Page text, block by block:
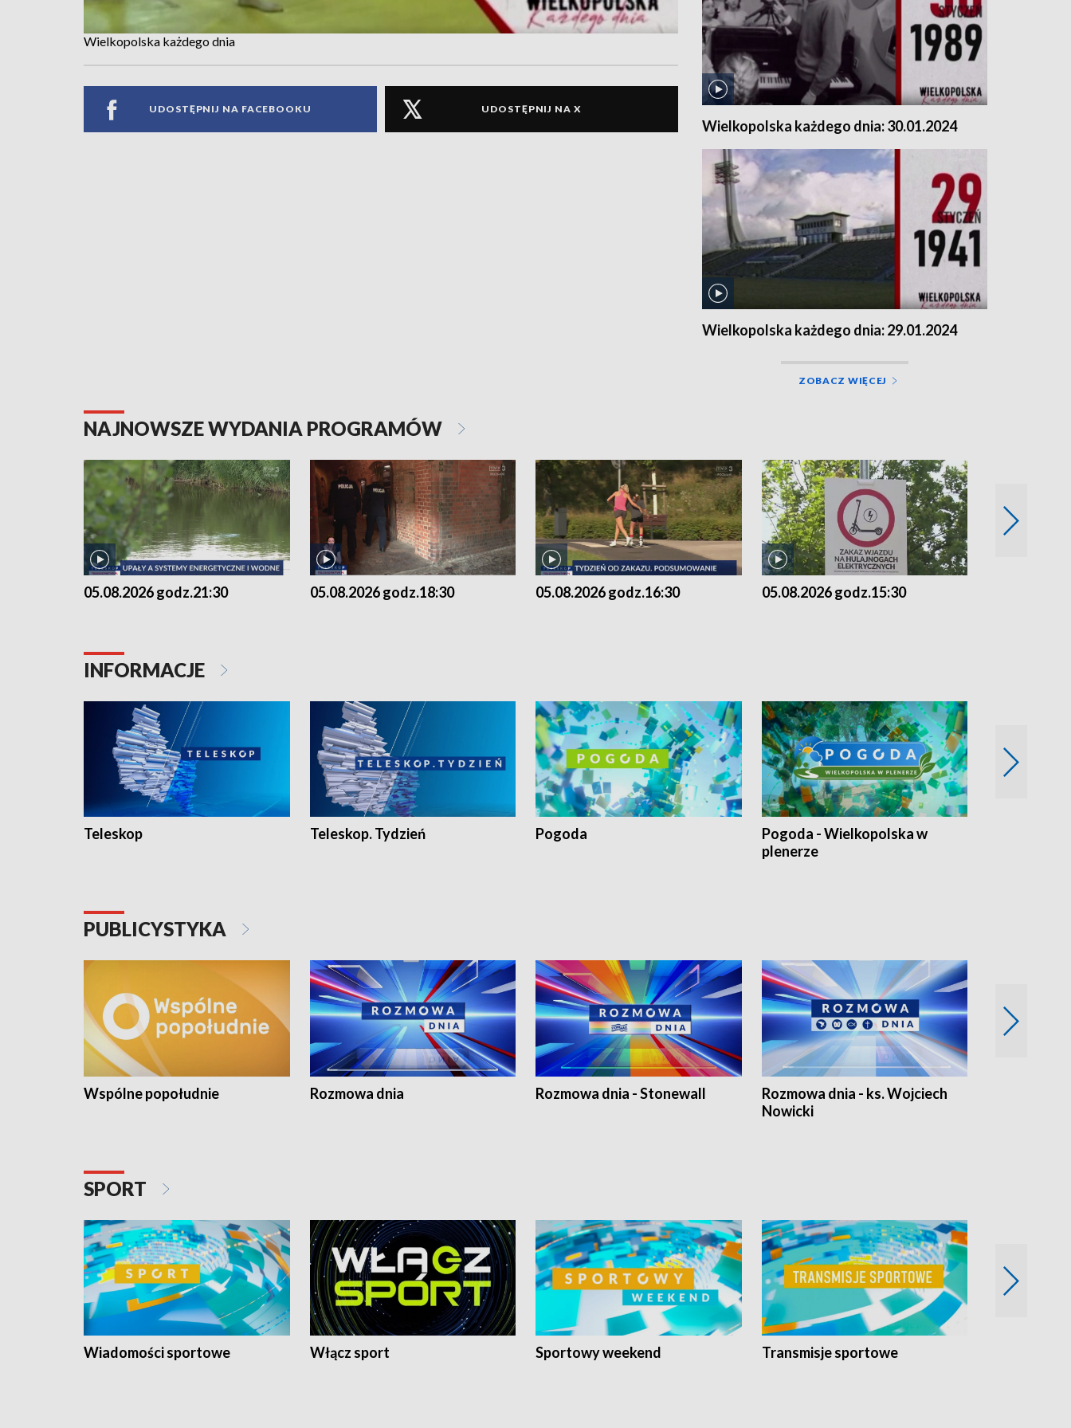
Wielkopolska każdego dnia
UDOSTĘPNIJ NA FACEBOOKU UDOSTĘPNIJ NA X
Wielkopolska każdego dnia: 30.01.2024
Wielkopolska każdego dnia: 29.01.2024
ZOBACZ WIĘCEJ
NAJNOWSZE WYDANIA PROGRAMÓW
05.08.2026 godz.21:30 05.08.2026 godz.18:30 05.08.2026 godz.16:30 05.08.2026 godz.15:30
INFORMACJE
Teleskop Teleskop. Tydzień Pogoda
Pogoda - Wielkopolska w
plenerze
PUBLICYSTYKA
Wspólne popołudnie Rozmowa dnia Rozmowa dnia - Stonewall
Rozmowa dnia - ks. Wojciech
Nowicki
SPORT
Wiadomości sportowe Włącz sport Sportowy weekend Transmisje sportowe